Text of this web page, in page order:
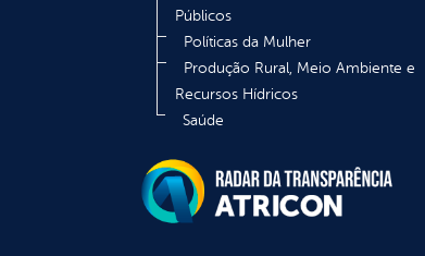
Públicos
Políticas da Mulher
Produção Rural, Meio Ambiente e
Recursos Hídricos
Saúde